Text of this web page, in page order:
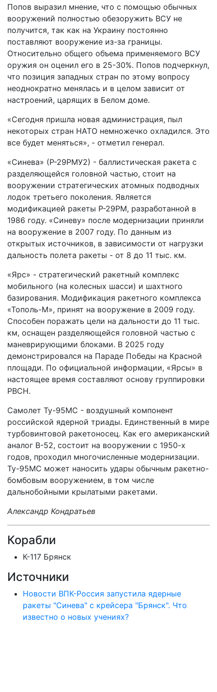
Попов выразил мнение, что с помощью обычных
вооружений полностью обезоружить ВСУ не
получится, так как на Украину постоянно
поставляют вооружение из-за границы.
Относительно общего объема применяемого ВСУ
оружия он оценил его в 25-30%. Попов подчеркнул,
что позиция западных стран по этому вопросу
неоднократно менялась и в целом зависит от
настроений, царящих в Белом доме.
«Сегодня пришла новая администрация, пыл
некоторых стран НАТО немножечко охладился. Это
все будет меняться», - отметил генерал.
«Синева» (Р-29РМУ2) - баллистическая ракета с
разделяющейся головной частью, стоит на
вооружении стратегических атомных подводных
лодок третьего поколения. Является
модификацией ракеты Р-29РМ, разработанной в
1986 году. «Синеву» после модернизации приняли
на вооружение в 2007 году. По данным из
открытых источников, в зависимости от нагрузки
дальность полета ракеты - от 8 до 11 тыс. км.
«Ярс» - стратегический ракетный комплекс
мобильного (на колесных шасси) и шахтного
базирования. Модификация ракетного комплекса
«Тополь-М», принят на вооружение в 2009 году.
Способен поражать цели на дальности до 11 тыс.
км, оснащен разделяющейся головной частью с
маневрирующими блоками. В 2025 году
демонстрировался на Параде Победы на Красной
площади. По официальной информации, «Ярсы» в
настоящее время составляют основу группировки
РВСН.
Самолет Ту-95МС - воздушный компонент
российской ядерной триады. Единственный в мире
турбовинтовой ракетоносец. Как его американский
аналог B-52, состоит на вооружении с 1950-х
годов, проходил многочисленные модернизации.
Ту-95МС может наносить удары обычным ракетно-
бомбовым вооружением, в том числе
дальнобойными крылатыми ракетами.
Александр Кондратьев
Корабли
К-117 Брянск
Источники
Новости ВПК-Россия запустила ядерные
ракеты "Синева" с крейсера "Брянск". Что
известно о новых учениях?